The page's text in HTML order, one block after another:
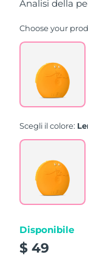
stars,
rating
Read
Reviews.
Same
page
link.
Analisi della
Choose your
Scegli il colore:
Disponibile
$ 49